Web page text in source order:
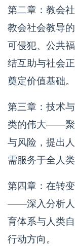
第二章：教会
教会社会教导
可侵犯、公共
结互助与社会
奠定价值基础。
第三章：技术
类的伟大——聚
与风险，提出
需服务于全人
第四章：在转
——深入分析人
育体系与人类
行动方向。